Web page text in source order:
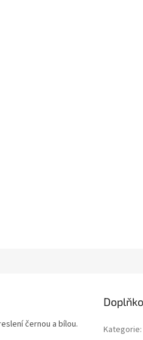
černou a bílou. Kategorie: